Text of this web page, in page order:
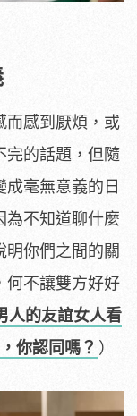
而感到厭煩，或
完的話題，但隨
毫無意義的日
為不知道聊什麼
明你們之間的關
何不讓雙方好好
人的友誼女人看
你認同嗎？ ）